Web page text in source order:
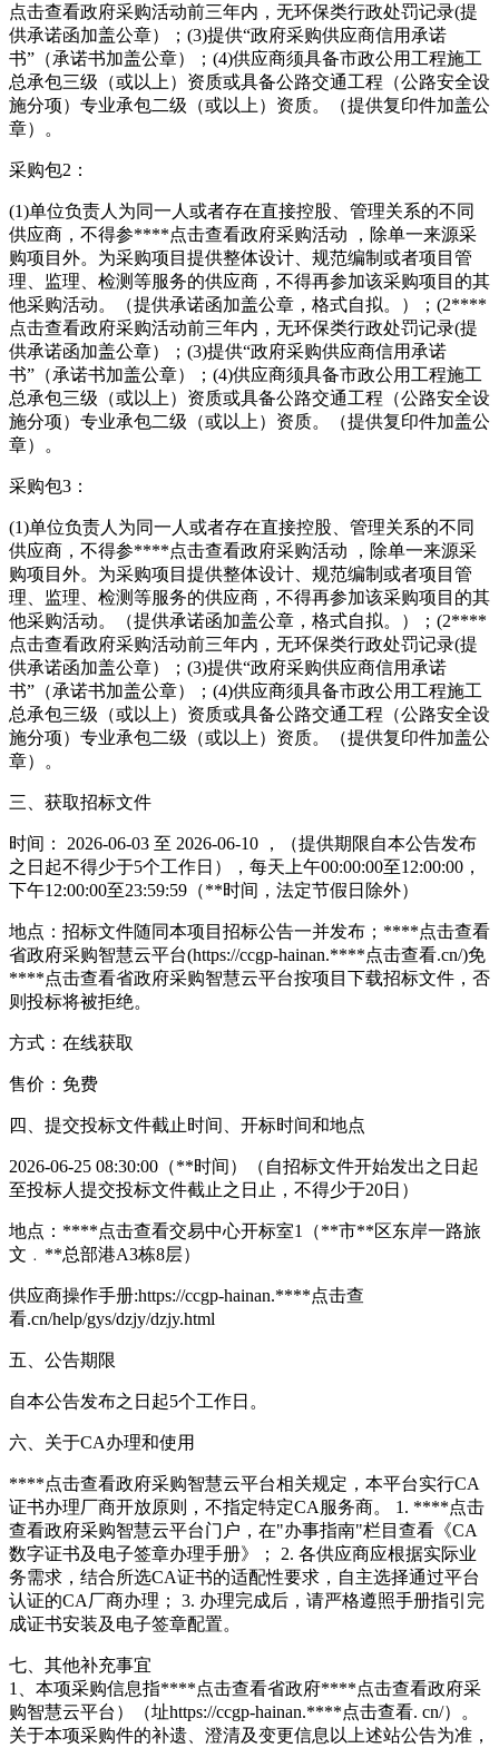
点击查看政府采购活动前三年内，无环保类行政处罚记录(提
供承诺函加盖公章）；(3)提供“政府采购供应商信用承诺
书”（承诺书加盖公章）；(4)供应商须具备市政公用工程施工
总承包三级（或以上）资质或具备公路交通工程（公路安全设
施分项）专业承包二级（或以上）资质。（提供复印件加盖公
章）。
采购包2：
(1)单位负责人为同一人或者存在直接控股、管理关系的不同
供应商，不得参****点击查看政府采购活动 ，除单一来源采
购项目外。为采购项目提供整体设计、规范编制或者项目管
理、监理、检测等服务的供应商，不得再参加该采购项目的其
他采购活动。（提供承诺函加盖公章，格式自拟。）；(2****
点击查看政府采购活动前三年内，无环保类行政处罚记录(提
供承诺函加盖公章）；(3)提供“政府采购供应商信用承诺
书”（承诺书加盖公章）；(4)供应商须具备市政公用工程施工
总承包三级（或以上）资质或具备公路交通工程（公路安全设
施分项）专业承包二级（或以上）资质。（提供复印件加盖公
章）。
采购包3：
(1)单位负责人为同一人或者存在直接控股、管理关系的不同
供应商，不得参****点击查看政府采购活动 ，除单一来源采
购项目外。为采购项目提供整体设计、规范编制或者项目管
理、监理、检测等服务的供应商，不得再参加该采购项目的其
他采购活动。（提供承诺函加盖公章，格式自拟。）；(2****
点击查看政府采购活动前三年内，无环保类行政处罚记录(提
供承诺函加盖公章）；(3)提供“政府采购供应商信用承诺
书”（承诺书加盖公章）；(4)供应商须具备市政公用工程施工
总承包三级（或以上）资质或具备公路交通工程（公路安全设
施分项）专业承包二级（或以上）资质。（提供复印件加盖公
章）。
三、获取招标文件
时间： 2026-06-03 至 2026-06-10 ，（提供期限自本公告发布
之日起不得少于5个工作日），每天上午00:00:00至12:00:00，
下午12:00:00至23:59:59（**时间，法定节假日除外）
地点：招标文件随同本项目招标公告一并发布；****点击查看
省政府采购智慧云平台(https://ccgp-hainan.****点击查看.cn/)免
****点击查看省政府采购智慧云平台按项目下载招标文件，否
则投标将被拒绝。
方式：在线获取
售价：免费
四、提交投标文件截止时间、开标时间和地点
2026-06-25 08:30:00（**时间）（自招标文件开始发出之日起
至投标人提交投标文件截止之日止，不得少于20日）
地点：****点击查看交易中心开标室1（**市**区东岸一路旅
文﹒**总部港A3栋8层）
供应商操作手册:https://ccgp-hainan.****点击查
看.cn/help/gys/dzjy/dzjy.html
五、公告期限
自本公告发布之日起5个工作日。
六、关于CA办理和使用
****点击查看政府采购智慧云平台相关规定，本平台实行CA
证书办理厂商开放原则，不指定特定CA服务商。 1. ****点击
查看政府采购智慧云平台门户，在"办事指南"栏目查看《CA
数字证书及电子签章办理手册》； 2. 各供应商应根据实际业
务需求，结合所选CA证书的适配性要求，自主选择通过平台
认证的CA厂商办理； 3. 办理完成后，请严格遵照手册指引完
成证书安装及电子签章配置。
七、其他补充事宜
1、本项采购信息指****点击查看省政府****点击查看政府采
购智慧云平台）（址https://ccgp-hainan.****点击查看. cn/）。
关于本项采购件的补遗、澄清及变更信息以上述站公告为准，